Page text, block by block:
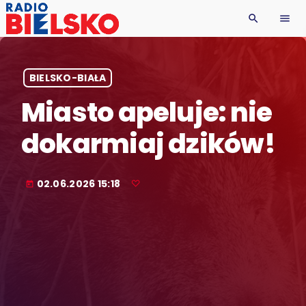
search menu
BIELSKO-BIAŁA
Miasto apeluje: nie
dokarmiaj dzików!
today 02.06.2026 15:18